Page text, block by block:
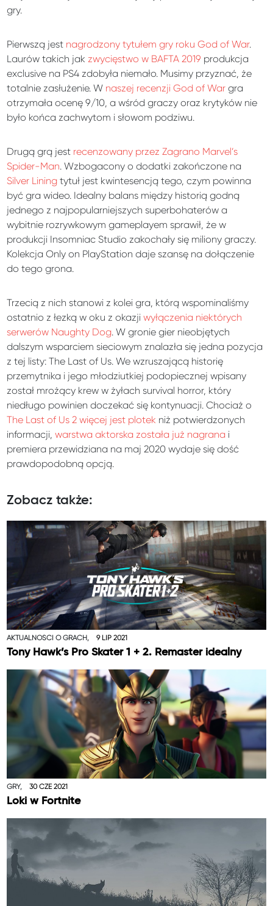
gry.
Pierwszą jest nagrodzony tytułem gry roku God of War.
Laurów takich jak zwycięstwo w BAFTA 2019 produkcja
exclusive na PS4 zdobyła niemało. Musimy przyznać, że
totalnie zasłużenie. W naszej recenzji God of War gra
otrzymała ocenę 9/10, a wśród graczy oraz krytyków nie
było końca zachwytom i słowom podziwu.
Drugą grą jest recenzowany przez Zagrano Marvel’s
Spider-Man. Wzbogacony o dodatki zakończone na
Silver Lining tytuł jest kwintesencją tego, czym powinna
być gra wideo. Idealny balans między historią godną
jednego z najpopularniejszych superbohaterów a
wybitnie rozrywkowym gameplayem sprawił, że w
produkcji Insomniac Studio zakochały się miliony graczy.
Kolekcja Only on PlayStation daje szansę na dołączenie
do tego grona.
Trzecią z nich stanowi z kolei gra, którą wspominaliśmy
ostatnio z łezką w oku z okazjiwyłączenia niektórych
serwerów Naughty Dog. W gronie gier nieobjętych
dalszym wsparciem sieciowym znalazła się jedna pozycja
z tej listy: The Last of Us. We wzruszającą historię
przemytnika i jego młodziutkiej podopiecznej wpisany
został mrożący krew w żyłach survival horror, który
niedługo powinien doczekać się kontynuacji. Chociaż o
The Last of Us 2 więcej jest plotek niż potwierdzonych
informacji,warstwa aktorska została już nagrana i
premiera przewidziana na maj 2020 wydaje się dość
prawdopodobną opcją.
Zobacz także:
AKTUALNOŚCI O GRACH, 9 LIP 2021
Tony Hawk’s Pro Skater 1 + 2. Remaster idealny
GRY, 30 CZE 2021
Loki w Fortnite